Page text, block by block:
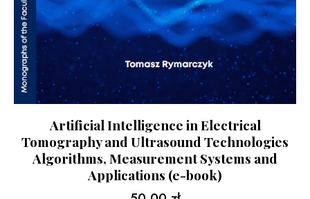
Artificial Intelligence in Electrical
Tomography and Ultrasound Technologies
Algorithms, Measurement Systems and
Applications (e-book)